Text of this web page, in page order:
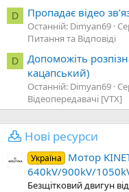
D Пропадає відео
Останній: Dimyan69
Питання та Відповіді
D
Допоможіть
кацапський)
Останній: Dimyan69
Відеопередавачі [VTX]
Нові ресурси
Україна
Мотор
640kV/900kV/
Безщітковий двигун